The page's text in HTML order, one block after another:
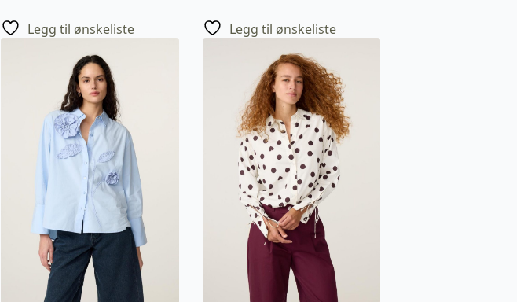
Legg til ønskeliste Legg til ønskeliste